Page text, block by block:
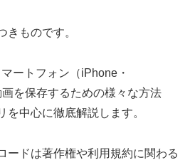
きものです。
ートフォン（iPhone・
を保存するための様々な方法
を中心に徹底解説します。
ードは著作権や利用規約に関わる